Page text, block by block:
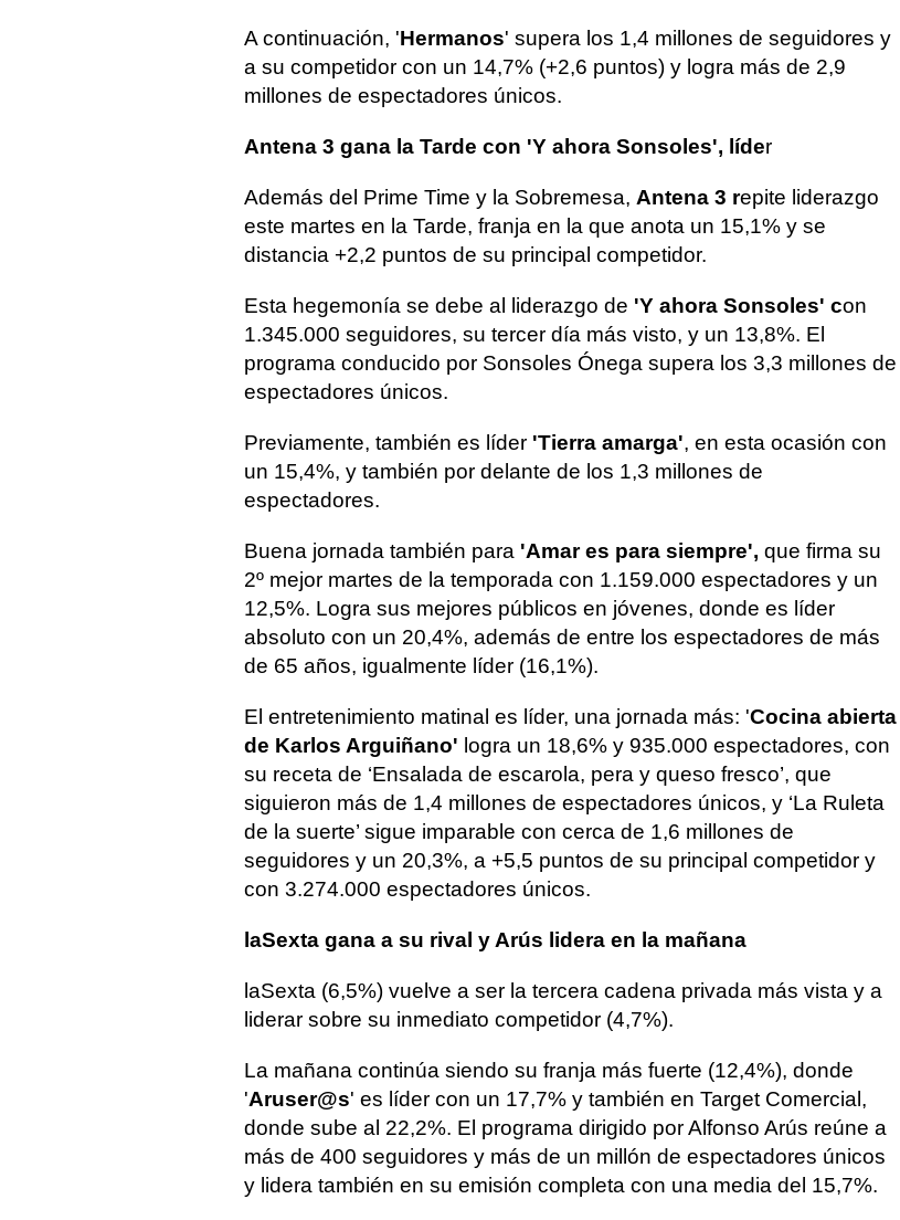
A continuación, 'Hermanos' supera los 1,4 millones de seguidores y
a su competidor con un 14,7% (+2,6 puntos) y logra más de 2,9
millones de espectadores únicos.
Antena 3 gana la Tarde con 'Y ahora Sonsoles', líder
Además del Prime Time y la Sobremesa, Antena 3 repite liderazgo
este martes en la Tarde, franja en la que anota un 15,1% y se
distancia +2,2 puntos de su principal competidor.
Esta hegemonía se debe al liderazgo de 'Y ahora Sonsoles' con
1.345.000 seguidores, su tercer día más visto, y un 13,8%. El
programa conducido por Sonsoles Ónega supera los 3,3 millones de
espectadores únicos.
Previamente, también es líder 'Tierra amarga', en esta ocasión con
un 15,4%, y también por delante de los 1,3 millones de
espectadores.
Buena jornada también para 'Amar es para siempre', que firma su
2º mejor martes de la temporada con 1.159.000 espectadores y un
12,5%. Logra sus mejores públicos en jóvenes, donde es líder
absoluto con un 20,4%, además de entre los espectadores de más
de 65 años, igualmente líder (16,1%).
El entretenimiento matinal es líder, una jornada más: 'Cocina abierta
de Karlos Arguiñano' logra un 18,6% y 935.000 espectadores, con
su receta de ‘Ensalada de escarola, pera y queso fresco’, que
siguieron más de 1,4 millones de espectadores únicos, y ‘La Ruleta
de la suerte’ sigue imparable con cerca de 1,6 millones de
seguidores y un 20,3%, a +5,5 puntos de su principal competidor y
con 3.274.000 espectadores únicos.
laSexta gana a su rival y Arús lidera en la mañana
laSexta (6,5%) vuelve a ser la tercera cadena privada más vista y a
liderar sobre su inmediato competidor (4,7%).
La mañana continúa siendo su franja más fuerte (12,4%), donde
'Aruser@s' es líder con un 17,7% y también en Target Comercial,
donde sube al 22,2%. El programa dirigido por Alfonso Arús reúne a
más de 400 seguidores y más de un millón de espectadores únicos
y lidera también en su emisión completa con una media del 15,7%.